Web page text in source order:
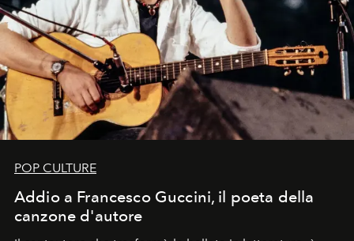
POP CULTURE
Addio a Francesco Guccini, il poeta della
canzone d'autore